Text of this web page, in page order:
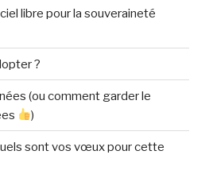
libre pour la souveraineté
?
(ou comment garder le
)
sont vos vœux pour cette